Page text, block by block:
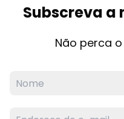
Subscreva a
Não perca